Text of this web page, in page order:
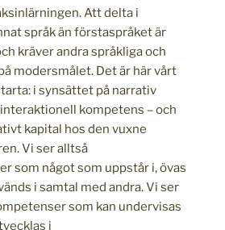
Att delta i
språk än förstaspråket är
kräver andra språkliga och
modersmålet. Det är här vårt
i synsättet på narrativ
kompetens – och
kapital hos den vuxne
Vi ser alltså
som något som uppstår i, övas
i samtal med andra. Vi ser
som kan undervisas
i